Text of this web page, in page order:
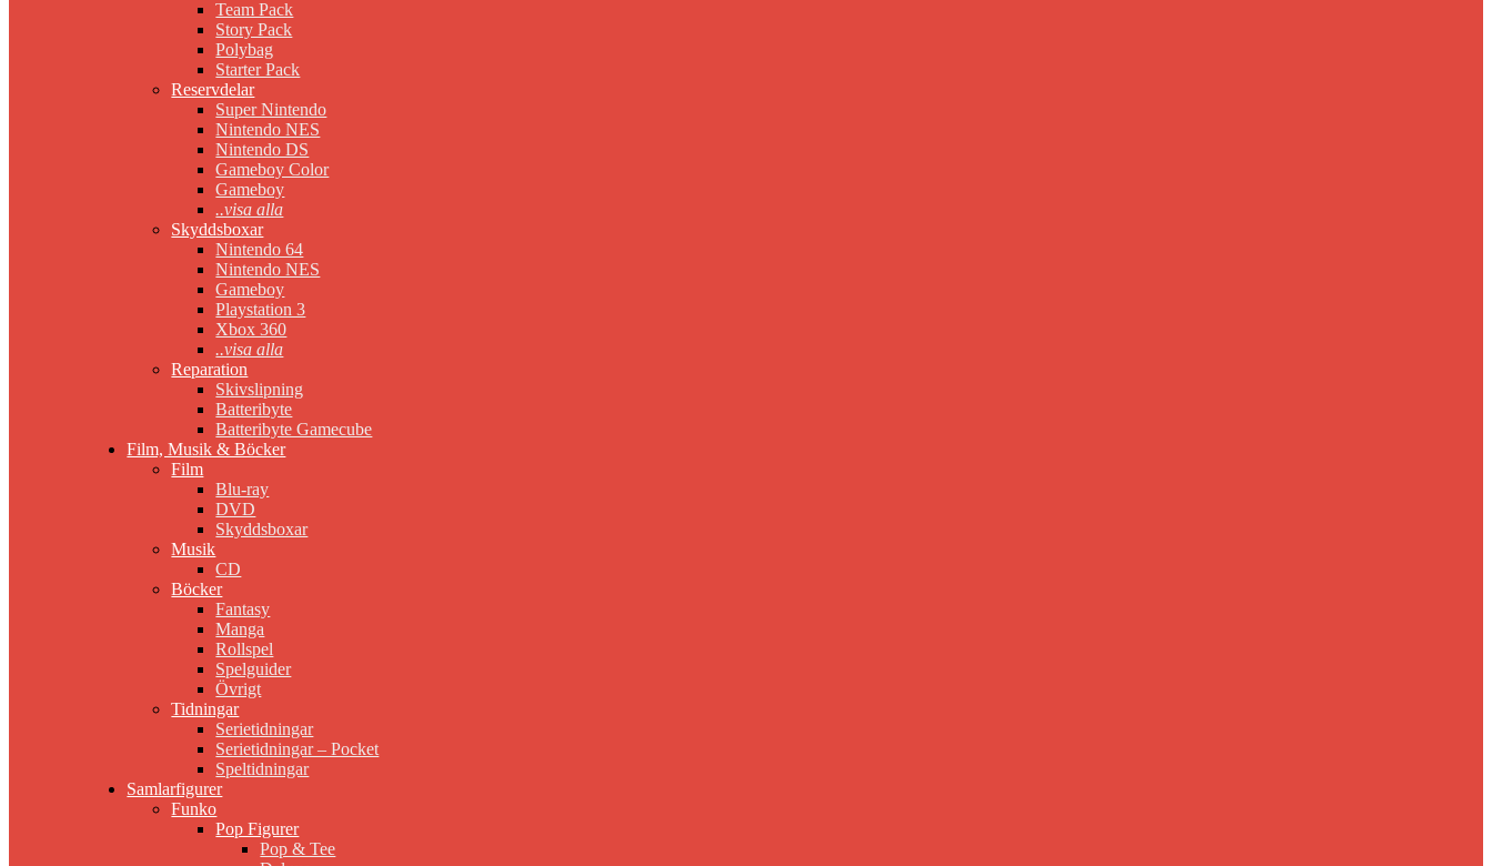
Team Pack
Story Pack
Polybag
Starter Pack
Reservdelar
Super Nintendo
Nintendo NES
Nintendo DS
Gameboy Color
Gameboy
..visa alla
Skyddsboxar
Nintendo 64
Nintendo NES
Gameboy
Playstation 3
Xbox 360
..visa alla
Reparation
Skivslipning
Batteribyte
Batteribyte Gamecube
Film, Musik & Böcker
Film
Blu-ray
DVD
Skyddsboxar
Musik
CD
Böcker
Fantasy
Manga
Rollspel
Spelguider
Övrigt
Tidningar
Serietidningar
Serietidningar – Pocket
Speltidningar
Samlarfigurer
Funko
Pop Figurer
Pop & Tee